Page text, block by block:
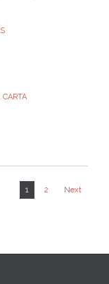
CARTA
1 2 Next